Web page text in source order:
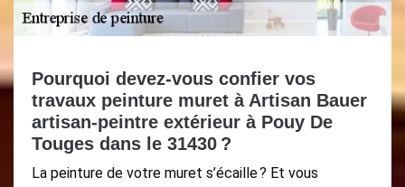
Pourquoi devez-vous confier vos
travaux peinture muret à Artisan Bauer
artisan-peintre extérieur à Pouy De
Touges dans le 31430 ?
La peinture de votre muret s’écaille ? Et vous